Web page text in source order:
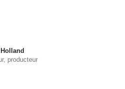
producteur